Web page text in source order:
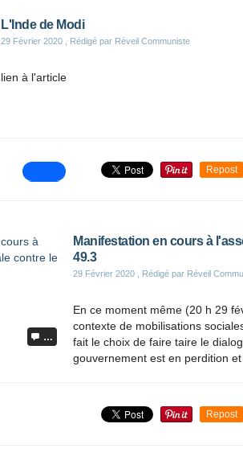
L'Inde de Modi
29 Février 2020 , Rédigé par Réveil Communiste
lien à l'article
Repost
…
Manifestation en cours à
49.3
29 Février 2020 , Rédigé par Réveil
En ce moment même (20 h 29
contexte de mobilisations
fait le choix de faire taire le
gouvernement est en perdition
Repost